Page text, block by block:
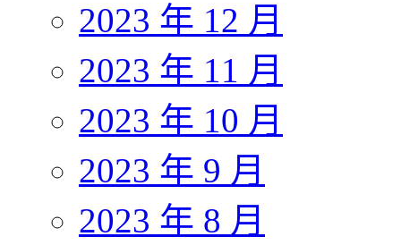
2023 年 12 月
2023 年 11 月
2023 年 10 月
2023 年 9 月
2023 年 8 月